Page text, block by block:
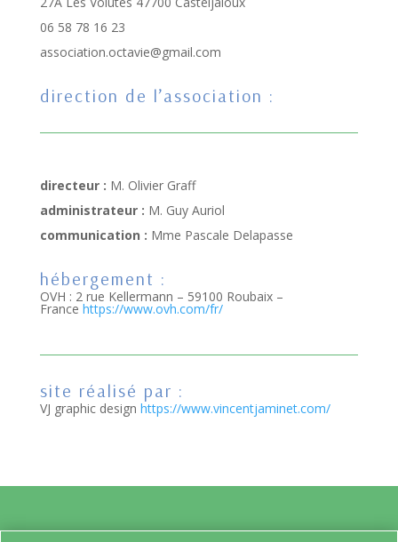
06 58 78 16 23
association.octavie@gmail.com
direction de l’association :
directeur : M. Olivier Graff
administrateur : M. Guy Auriol
communication : Mme Pascale Delapasse
hébergement :
OVH : 2 rue Kellermann – 59100 Roubaix –
France https://www.ovh.com/fr/
site réalisé par :
VJ graphic design https://www.vincentjaminet.com/